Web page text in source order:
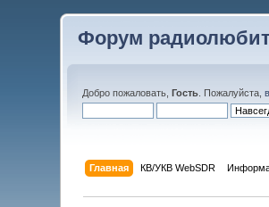
Форум
Добро пожаловать,Гость . Пожалуйста,
Главная КВ/УКВ WebSDR